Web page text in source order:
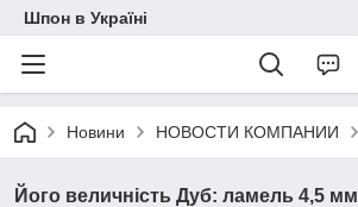
Шпон в Україні
Новини НОВОСТИ КОМПАНИИ
Його величність Дуб: ламель 4,5 мм